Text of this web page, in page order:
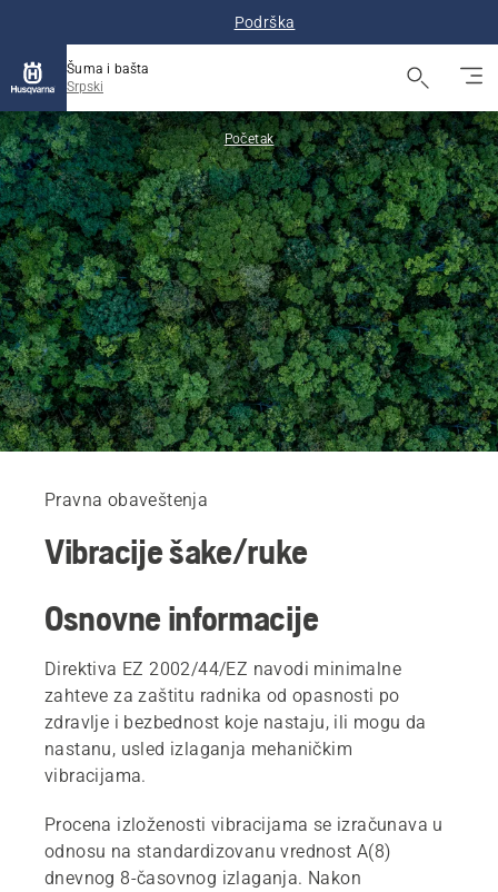
Podrška
Šuma i bašta
Srpski
Početak
Pravna obaveštenja
Vibracije šake/ruke
Osnovne informacije
Direktiva EZ 2002/44/EZ navodi minimalne
zahteve za zaštitu radnika od opasnosti po
zdravlje i bezbednost koje nastaju, ili mogu da
nastanu, usled izlaganja mehaničkim
vibracijama.
Procena izloženosti vibracijama se izračunava u
odnosu na standardizovanu vrednost A(8)
dnevnog 8-časovnog izlaganja. Nakon